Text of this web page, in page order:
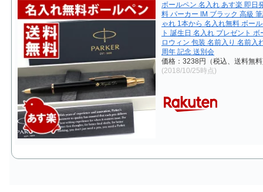
ボールペン 名入れ あす楽 即日
料 パーカー IM ブラック 高級
ゃれ 1本から 名入れ無料 ボー
ト 誕生日 名入れ プレゼント ボ
ロウィン 包装 名前入り 名前入
周年 記念 送別会
価格：3238円（税込、送料無
(2018/10/25時点)